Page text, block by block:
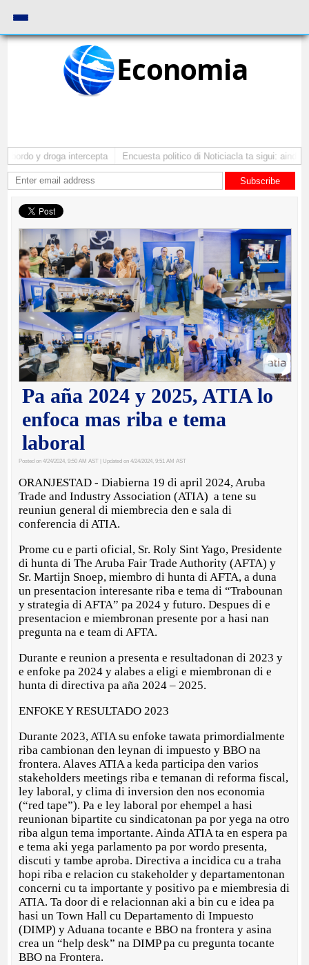
Economia
y droga intercepta Encuesta politico di Noticiacla ta sigui: ainda tin
Subscribe
Pa aña 2024 y 2025, ATIA lo
enfoca mas riba e tema
laboral
Posted on 4/24/2024, 9:50 AM AST | Updated on 4/24/2024, 9:51 AM AST
ORANJESTAD - Diabierna 19 di april 2024, Aruba
Trade and Industry Association (ATIA) a tene su
reuniun general di miembrecia den e sala di
conferencia di ATIA.
Prome cu e parti oficial, Sr. Roly Sint Yago, Presidente
di hunta di The Aruba Fair Trade Authority (AFTA) y
Sr. Martijn Snoep, miembro di hunta di AFTA, a duna
un presentacion interesante riba e tema di “Trabounan
y strategia di AFTA” pa 2024 y futuro. Despues di e
presentacion e miembronan presente por a hasi nan
pregunta na e team di AFTA.
Durante e reunion a presenta e resultadonan di 2023 y
e enfoke pa 2024 y alabes a eligi e miembronan di e
hunta di directiva pa aña 2024 – 2025.
ENFOKE Y RESULTADO 2023
Durante 2023, ATIA su enfoke tawata primordialmente
riba cambionan den leynan di impuesto y BBO na
frontera. Alaves ATIA a keda participa den varios
stakeholders meetings riba e temanan di reforma fiscal,
ley laboral, y clima di inversion den nos economia
(“red tape”). Pa e ley laboral por ehempel a hasi
reunionan bipartite cu sindicatonan pa por yega na otro
riba algun tema importante. Ainda ATIA ta en espera pa
e tema aki yega parlamento pa por wordo presenta,
discuti y tambe aproba. Directiva a incidica cu a traha
hopi riba e relacion cu stakeholder y departamentonan
concerni cu ta importante y positivo pa e miembresia di
ATIA. Ta door di e relacionnan aki a bin cu e idea pa
hasi un Town Hall cu Departamento di Impuesto
(DIMP) y Aduana tocante e BBO na frontera y asina
crea un “help desk” na DIMP pa cu pregunta tocante
BBO na Frontera.